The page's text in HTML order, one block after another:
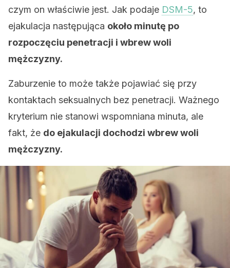
czym on właściwie jest. Jak podaje DSM-5, to
ejakulacja następująca około minutę po
rozpoczęciu penetracji i wbrew woli
mężczyzny.
Zaburzenie to może także pojawiać się przy
kontaktach seksualnych bez penetracji. Ważnego
kryterium nie stanowi wspomniana minuta, ale
fakt, że do ejakulacji dochodzi wbrew woli
mężczyzny.